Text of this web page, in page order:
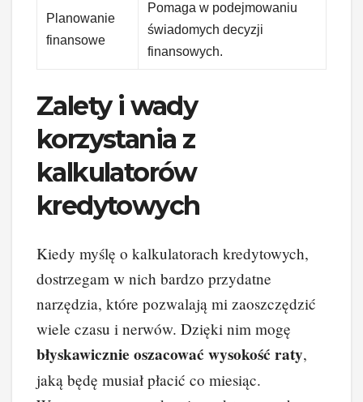
Planowanie
finansowe
Pomaga w podejmowaniu
świadomych decyzji
finansowych.
Zalety i wady
korzystania z
kalkulatorów
kredytowych
Kiedy myślę o kalkulatorach kredytowych,
dostrzegam w nich bardzo przydatne
narzędzia, które pozwalają mi zaoszczędzić
wiele czasu i nerwów. Dzięki nim mogę
błyskawicznie oszacować wysokość raty,
jaką będę musiał płacić co miesiąc.